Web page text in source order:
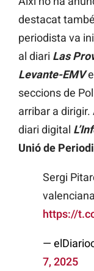
destacat
periodista va
al diari Las
Levante-EMV
seccions de
arribar a
diari digital
Unió de
Sergi
valenciana
https://
—
7, 2025